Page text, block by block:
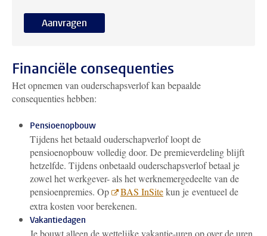
Aanvragen
Financiële consequenties
Het opnemen van ouderschapsverlof kan bepaalde
consequenties hebben:
Pensioenopbouw
Tijdens het betaald ouderschapverlof loopt de
pensioenopbouw volledig door. De premieverdeling blijft
hetzelfde. Tijdens onbetaald ouderschapsverlof betaal je
zowel het werkgever- als het werknemergedeelte van de
pensioenpremies. Op
BAS InSitekun je eventueel de
extra kosten voor berekenen.
Vakantiedagen
Je bouwt alleen de wettelijke vakantie-uren op over de uren